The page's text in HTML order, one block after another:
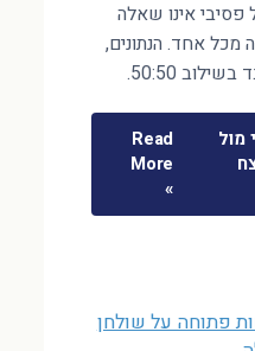
פסיבי אינו שאלה
אחד. הנתונים,
50:50.
מול
מנצח
Read
More
»